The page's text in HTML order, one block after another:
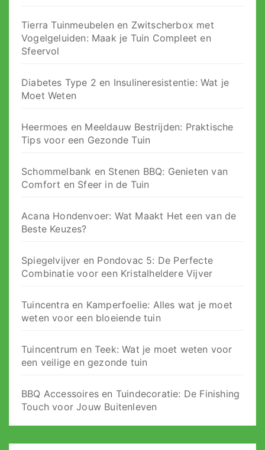
Tierra Tuinmeubelen en Zwitscherbox met
Vogelgeluiden: Maak je Tuin Compleet en
Sfeervol
Diabetes Type 2 en Insulineresistentie: Wat je
Moet Weten
Heermoes en Meeldauw Bestrijden: Praktische
Tips voor een Gezonde Tuin
Schommelbank en Stenen BBQ: Genieten van
Comfort en Sfeer in de Tuin
Acana Hondenvoer: Wat Maakt Het een van de
Beste Keuzes?
Spiegelvijver en Pondovac 5: De Perfecte
Combinatie voor een Kristalheldere Vijver
Tuincentra en Kamperfoelie: Alles wat je moet
weten voor een bloeiende tuin
Tuincentrum en Teek: Wat je moet weten voor
een veilige en gezonde tuin
BBQ Accessoires en Tuindecoratie: De Finishing
Touch voor Jouw Buitenleven